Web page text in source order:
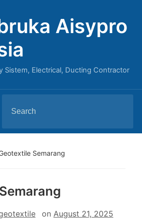
Aisypro
Sistem, Electrical, Ducting Contractor
for:
Semarang
on August 21, 2025